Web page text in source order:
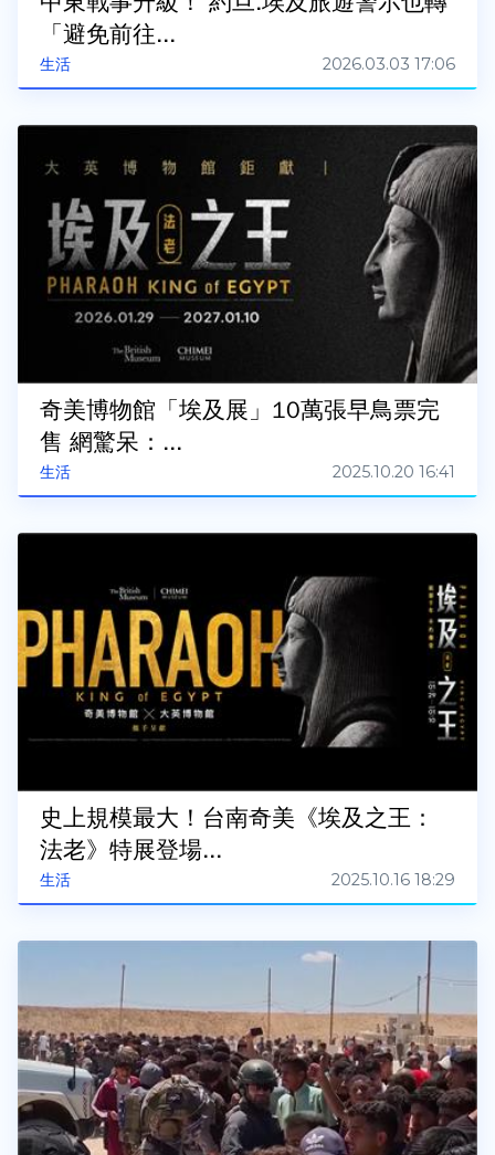
生活
「避免前往...
2026.03.03 17:06
生活
奇美博物館「埃及展」10萬張早鳥票完
售 網驚呆：...
2025.10.20 16:41
生活
史上規模最大！台南奇美《埃及之王：
法老》特展登場...
2025.10.16 18:29